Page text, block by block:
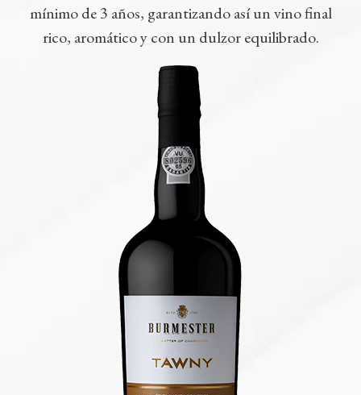
mínimo de 3 años, garantizando así un vino final
rico, aromático y con un dulzor equilibrado.